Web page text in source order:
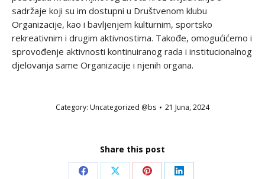
sadržaje koji su im dostupni u Društvenom klubu
Organizacije, kao i bavljenjem kulturnim, sportsko
rekreativnim i drugim aktivnostima. Takođe, omogućićemo i
sprovođenje aktivnosti kontinuiranog rada i institucionalnog
djelovanja same Organizacije i njenih organa.
Category: Uncategorized @bs 21 Juna, 2024
Share this post